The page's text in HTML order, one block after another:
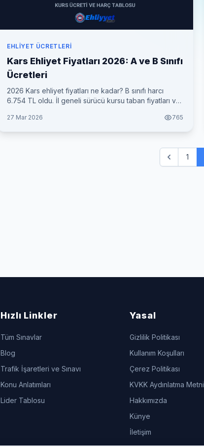
EHLIYET ÜCRETLERI
Kars Ehliyet Fiyatları 2026: A ve B Sınıfı
Ücretleri
2026 Kars ehliyet fiyatları ne kadar? B sınıfı harcı
6.754 TL oldu. İl geneli sürücü kursu taban fiyatları ve
27 Mar 2026 765
1
Hızlı Linkler
Tüm Sınavlar
Blog
Trafik İşaretleri ve Sınavı
Konu Anlatımları
Lider Tablosu
Yasal
Gizlilik Politikası
Kullanım Koşulları
Çerez Politikası
KVKK Aydınlatma Metni
Hakkımızda
Künye
İletişim